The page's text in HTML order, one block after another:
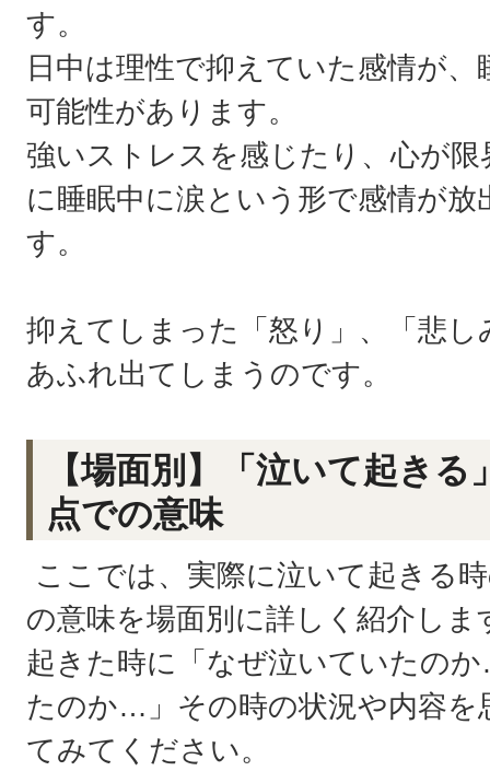
す。
日中は理性で抑えていた感情が
可能性があります。
強いストレスを感じたり、心が
に睡眠中に涙という形で感情が
す。
抑えてしまった「怒り」、「悲
あふれ出てしまうのです。
【場面別】「泣いて起き
点での意味
ここでは、実際に泣いて起きる
の意味を場面別に詳しく紹介しま
起きた時に「なぜ泣いていたの
たのか…」その時の状況や内容を
てみてください。